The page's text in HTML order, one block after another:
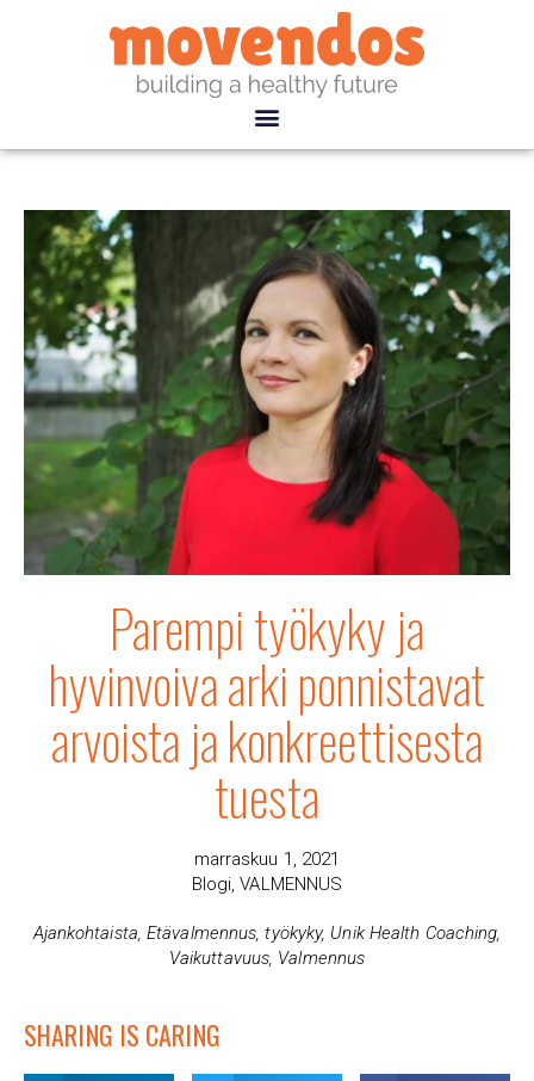
Parempi työkyky ja
hyvinvoiva arki ponnistavat
arvoista ja konkreettisesta
tuesta
marraskuu 1, 2021
Blogi ,VALMENNUS
Ajankohtaista ,Etävalmennus ,työkyky, Unik Health Coaching
Vaikuttavuus Valmennus
SHARING IS CARING